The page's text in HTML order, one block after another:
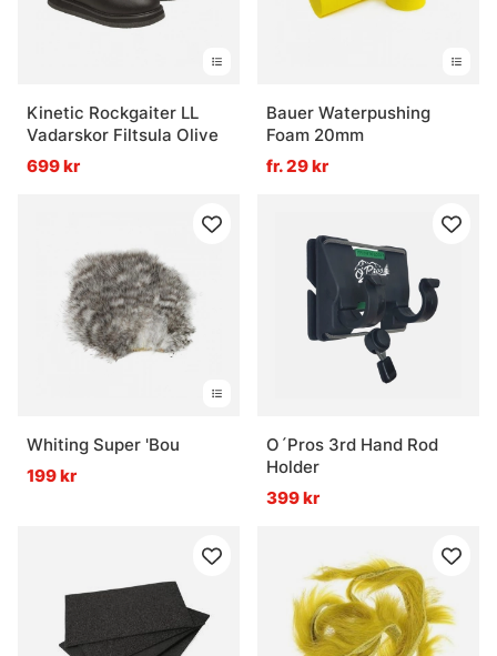
Kinetic Rockgaiter LL
Vadarskor Filtsula Olive
699 kr
Bauer Waterpushing
Foam 20mm
fr. 29 kr
Whiting Super 'Bou
199 kr
O´Pros 3rd Hand Rod
Holder
399 kr